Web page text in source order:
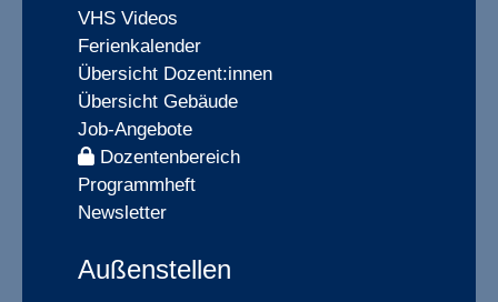
VHS Videos
Ferienkalender
Übersicht Dozent:innen
Übersicht Gebäude
Job-Angebote
Dozentenbereich
Programmheft
Newsletter
Außenstellen